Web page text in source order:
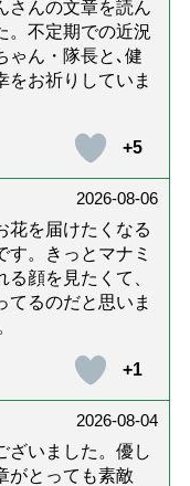
さんの文章を読ん
。不定期での近況
ゃん・隊長と､健
をお祈りしていま
+5
2026-08-06
花を届けたくなる
す。きっとマナミ
顔を見たくて、
てるのだと思いま
+1
2026-08-04
ざいました。優し
がとっても素敵